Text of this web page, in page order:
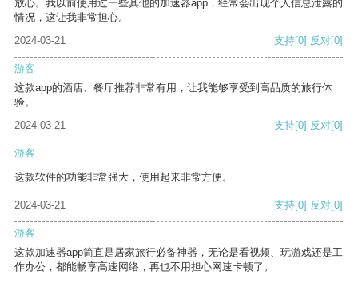
放心。我以前使用过一些其他的加速器app，经常会出现个人信息泄露的
情况，这让我非常担心。
2024-03-21
支持[0] 反对[0]
游客
这款app的酒店、餐厅推荐非常有用，让我能够享受到高品质的旅行体
验。
2024-03-21
支持[0] 反对[0]
游客
这款软件的功能非常强大，使用起来非常方便。
2024-03-21 支持[0] 反对[0]
游客
这款加速器app简直是居家旅行必备神器，无论是看视频、玩游戏还是工
作办公，都能畅享高速网络，再也不用担心网速卡顿了。